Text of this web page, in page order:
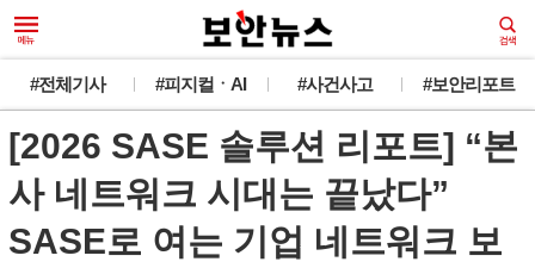
#전체기사 #피지컬ㆍAI #사건사고 #보안리포트
[2026 SASE 솔루션 리포트] “본
사 네트워크 시대는 끝났다”
SASE로 여는 기업 네트워크 보